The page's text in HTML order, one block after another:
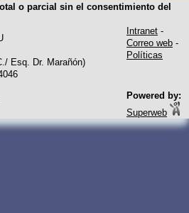
o parcial sin el consentimiento del
Esq. Dr. Marañón)
Intranet -
Correo web -
Políticas
Powered by:
Superweb